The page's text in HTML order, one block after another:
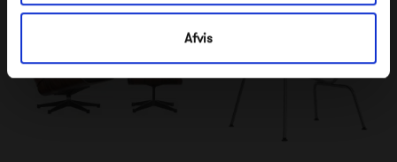
Afvis